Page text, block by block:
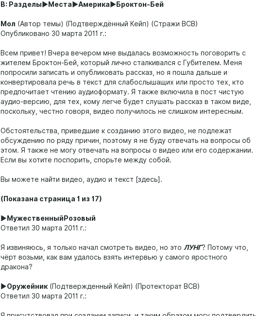
В: Разделы►Места►Америка►Броктон-Бей
Мол (Автор темы) (Подтверждённый Кейп) (Стражи ВСВ)
Опубликовано 30 марта 2011 г.:
Всем привет! Вчера вечером мне выдалась возможность поговорить с
жителем Броктон-Бей, который лично сталкивался с Губителем. Меня
попросили записать и опубликовать рассказ, но я пошла дальше и
конвертировала речь в текст для слабослышащих или просто тех, кто
предпочитает чтению аудиоформату. Я также включила в пост чистую
аудио-версию, для тех, кому легче будет слушать рассказ в таком виде,
поскольку, честно говоря, видео получилось не слишком интересным.
Обстоятельства, приведшие к созданию этого видео, не подлежат
обсуждению по ряду причин, поэтому я не буду отвечать на вопросы об
этом. Я также не могу отвечать на вопросы о видео или его содержании.
Если вы хотите поспорить, спорьте между собой.
Вы можете найти видео, аудио и текст [здесь].
(Показана страница 1 из 17)
► МужественныйРозовый
Ответил 30 марта 2011 г.:
Я извиняюсь, я только начал смотреть видео, но это ЛУНГ? Потому что,
чёрт возьми, как вам удалось взять интервью у самого яростного
дракона?
►Оружейник (Подтвержденный Кейп) (Протекторат ВСВ)
Ответил 30 марта 2011 г.: